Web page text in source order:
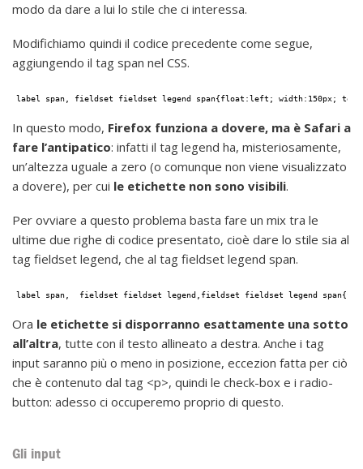
modo da dare a lui lo stile che ci interessa.
Modifichiamo quindi il codice precedente come segue,
aggiungendo il tag span nel CSS.
label span, fieldset fieldset legend span{float:left; width:150px;
In questo modo, Firefox funziona a dovere, ma è Safari a
fare l’antipatico: infatti il tag legend ha, misteriosamente,
un’altezza uguale a zero (o comunque non viene visualizzato
a dovere), per cui le etichette non sono visibili.
Per ovviare a questo problema basta fare un mix tra le
ultime due righe di codice presentato, cioè dare lo stile sia al
tag fieldset legend, che al tag fieldset legend span.
label span,  fieldset fieldset legend,fieldset fieldset legend
Ora le etichette si disporranno esattamente una sotto
all’altra, tutte con il testo allineato a destra. Anche i tag
input saranno più o meno in posizione, eccezion fatta per ciò
che è contenuto dal tag <p>, quindi le check-box e i radio-
button: adesso ci occuperemo proprio di questo.
Gli input